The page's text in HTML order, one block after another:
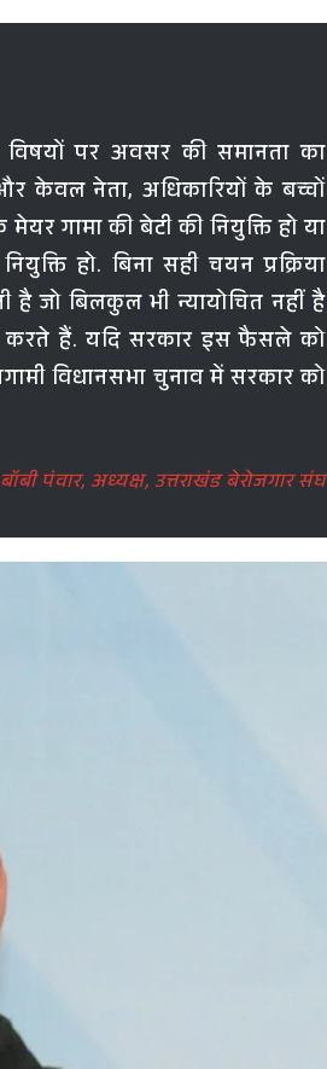
पर अवसर की समानता का
केवल नेता, अधिकारियों के बच्चों
गामा की बेटी की नियुक्ति हो या
हो. बिना सही चयन प्रक्रिया
है जो बिलकुल भी न्यायोचित नहीं है
करते हैं. यदि सरकार इस फैसले को
विधानसभा चुनाव में सरकार को
बॉबी पंवार, अध्यक्ष, उत्तराखंड बेरोजगार संघ